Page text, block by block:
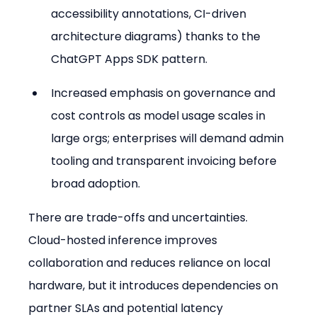
accessibility annotations, CI-driven
architecture diagrams) thanks to the
ChatGPT Apps SDK pattern.
Increased emphasis on governance and
cost controls as model usage scales in
large orgs; enterprises will demand admin
tooling and transparent invoicing before
broad adoption.
There are trade-offs and uncertainties.
Cloud-hosted inference improves
collaboration and reduces reliance on local
hardware, but it introduces dependencies on
partner SLAs and potential latency